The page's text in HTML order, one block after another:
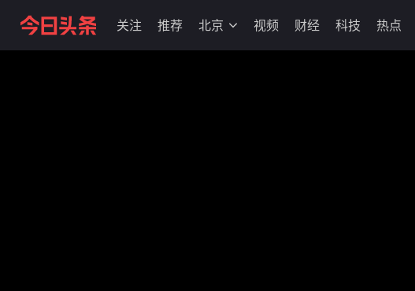
关注 推荐 北京 视频 财经 科技 热点